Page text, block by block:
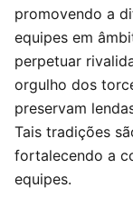
promovendo a
equipes em
perpetuar
orgulho dos
preservam
Tais tradições
fortalecendo a
equipes.